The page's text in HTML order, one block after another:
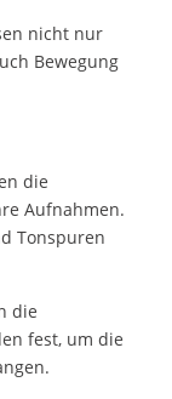
nicht nur
Bewegung
die
Aufnahmen.
Tonspuren
die
fest, um die